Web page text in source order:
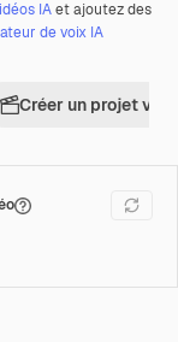
IAet ajoutez des
de voix IA
Créer un projet